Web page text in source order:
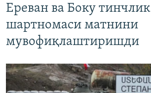
Ереван ва Боку тинчлик
шартномаси матнини
мувофиқлаштиришди